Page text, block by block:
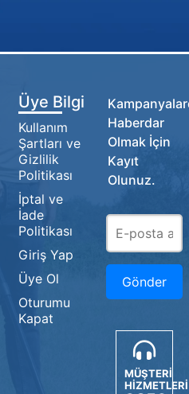
Üye Bilgi
Kullanım
Şartları ve
Gizlilik
Politikası
İptal ve
İade
Politikası
Giriş Yap
Üye Ol
Oturumu
Kapat
Haberdar
Olmak İçin
Kayıt
Olunuz.
MÜŞTERİ
HİZMETLERİ